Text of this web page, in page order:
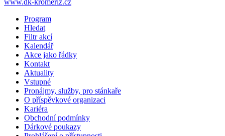
Program
Hledat
Filtr akcí
Kalendář
Akce jako řádky
Kontakt
Aktuality
Vstupné
Pronájmy, služby, pro stánkaře
O příspěvkové organizaci
Kariéra
Obchodní podmínky
Dárkové poukazy